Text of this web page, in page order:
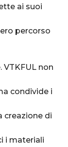
ai suoi
percorso
non
condivide i
creazione di
i materiali